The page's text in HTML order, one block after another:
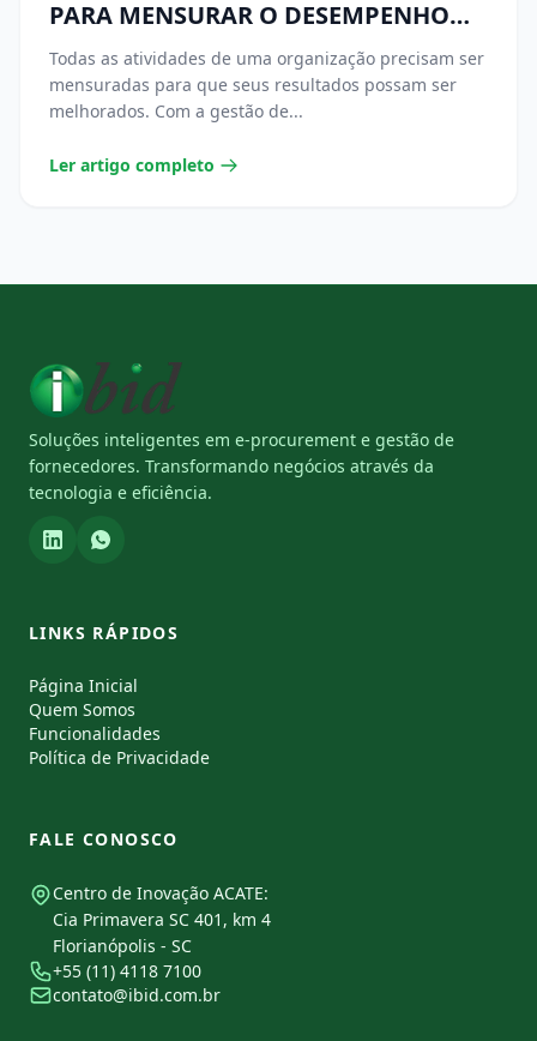
PARA MENSURAR O DESEMPENHO
DA ÁREA DE COMPRAS
Todas as atividades de uma organização precisam ser
mensuradas para que seus resultados possam ser
melhorados. Com a gestão de...
Ler artigo completo
Soluções inteligentes em e-procurement e gestão de
fornecedores. Transformando negócios através da
tecnologia e eficiência.
LINKS RÁPIDOS
Página Inicial
Quem Somos
Funcionalidades
Política de Privacidade
FALE CONOSCO
Centro de Inovação ACATE:
Cia Primavera SC 401, km 4
Florianópolis - SC
+55 (11) 4118 7100
contato@ibid.com.br